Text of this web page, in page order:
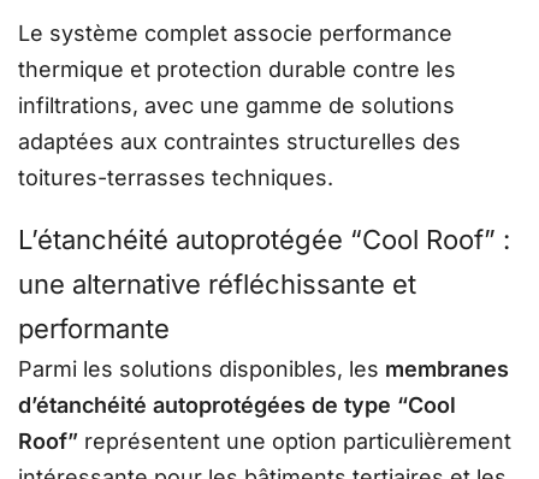
Le système complet associe performance
thermique et protection durable contre les
infiltrations, avec une gamme de solutions
adaptées aux contraintes structurelles des
toitures-terrasses techniques.
L’étanchéité autoprotégée “Cool Roof” :
une alternative réfléchissante et
performante
Parmi les solutions disponibles, les membranes
d’étanchéité autoprotégées de type “Cool
Roof” représentent une option particulièrement